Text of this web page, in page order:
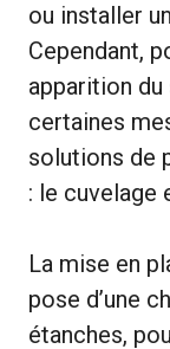
ou installer
Cependant,
apparition
certaines
solutions de
: le cuvelage
La mise en
pose d’une
étanches,